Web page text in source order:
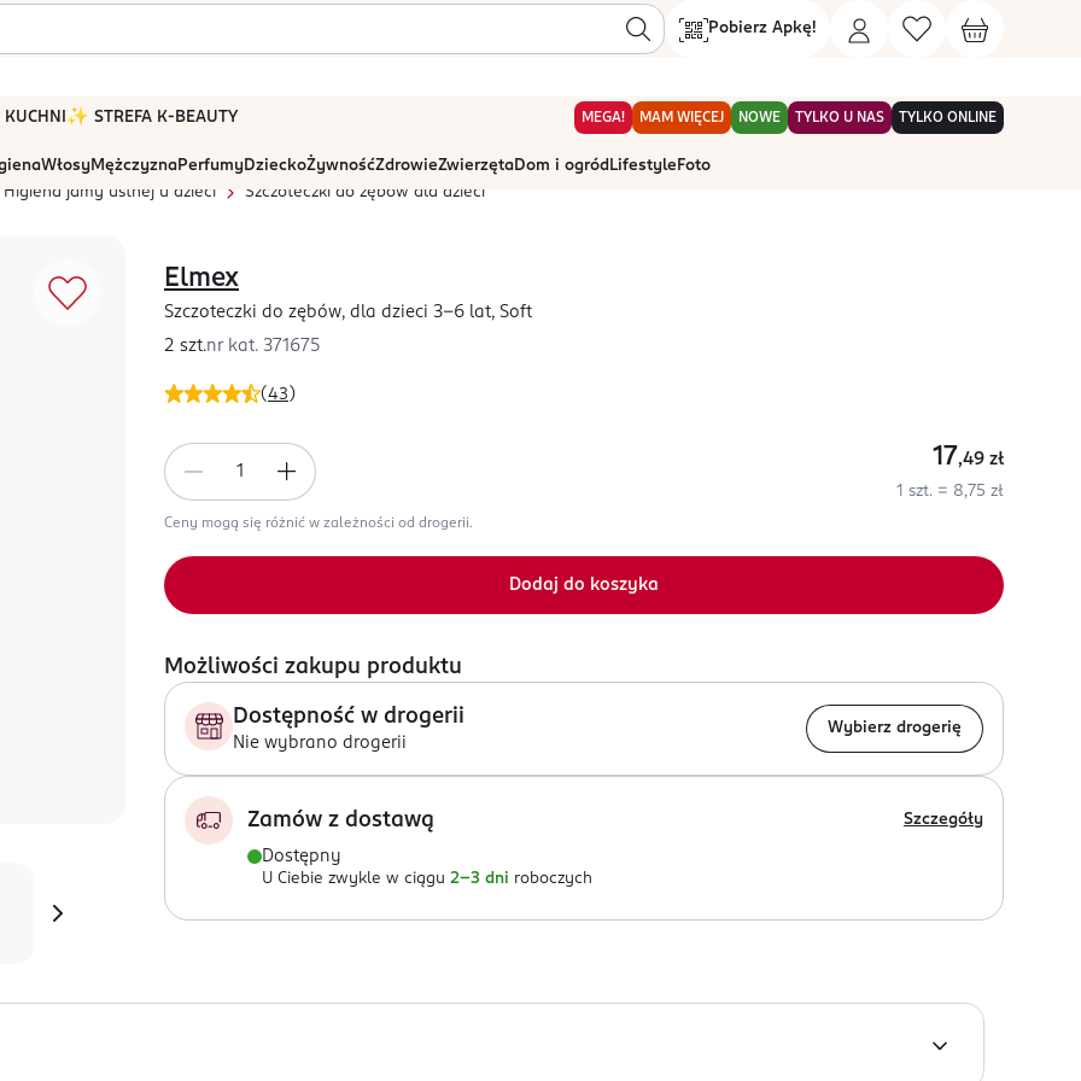
Pobierz Apkę!
KUCHNI ✨ STREFA K-BEAUTY MEGA! MAM WIĘCEJ NOWE TYLKO U NAS TYLKO ONLINE
WłosyMężczyznaPerfumyDzieckoŻywnośćZdrowieZwierzętaDom i ogród Lifestyle Foto
Higiena jamy ustnej u dzieci
Szczoteczki do zębów dla dzieci
(43 )
Elmex
Szczoteczki do zębów, dla dzieci 3-6 lat, Soft
2 szt.nr kat. 371675
17,49 zł
1 szt. = 8,75 zł
Ceny mogą się różnić w zależności od drogerii.
Dodaj do koszyka
Możliwości zakupu produktu
Dostępność w drogerii
Nie wybrano drogerii
Wybierz drogerię
Zamów z dostawą Szczegóły
Dostępny
U Ciebie zwykle w ciągu 2-3 dni roboczych